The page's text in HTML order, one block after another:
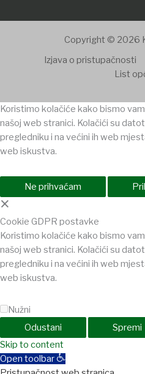
Copyright © 2026
Izjava o pristupačnosti
List
Koristimo kolačiće kako bismo
našoj web stranici. Kolačići su
pregledniku i na većini ih web
web iskustva.
Ne prihvaćam
×
Cookie GDPR postavke
Koristimo kolačiće kako bismo
našoj web stranici. Kolačići su
pregledniku i na većini ih web
web iskustva.
Nužni
Odustani
Spremi
jojobetholiganbet
Skip to content
Open toolbar